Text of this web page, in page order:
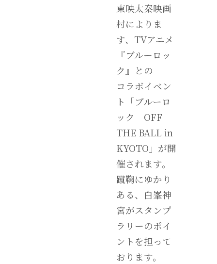
東映太秦映画
村によりま
す、TVアニメ
『ブルーロッ
ク』との
コラボイベン
ト「ブルーロ
ック OFF
THE BALL in
KYOTO」が開
催されます。
蹴鞠にゆかり
ある、白峯神
宮がスタンプ
ラリーのポイ
ントを担って
おります。